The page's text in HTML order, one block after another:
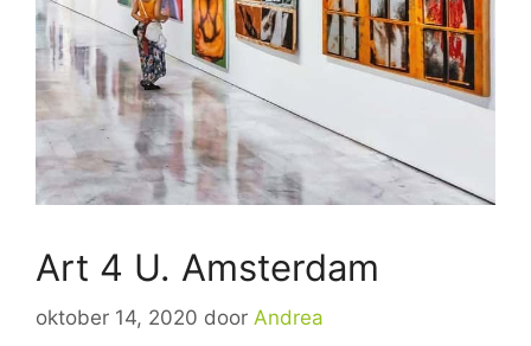
Art 4 U. Amsterdam
oktober 14, 2020 door Andrea